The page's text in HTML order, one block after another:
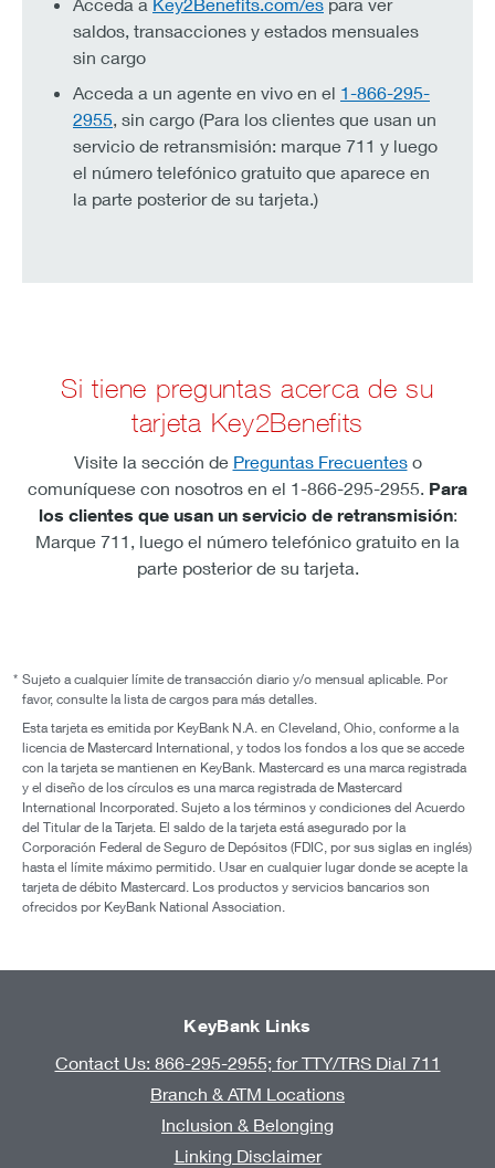
saldos, transacciones y estados mensuales
sin cargo
Acceda a un agente en vivo en el 1-866-295-
2955, sin cargo (Para los clientes que usan un
servicio de retransmisión: marque 711 y luego
el número telefónico gratuito que aparece en
la parte posterior de su tarjeta.)
Si tiene preguntas acerca de su
tarjeta Key2Benefits
Visite la sección de Preguntas Frecuenteso
comuníquese con nosotros en el 1-866-295-2955. Para
los clientes que usan un servicio de retransmisión:
Marque 711, luego el número telefónico gratuito en la
parte posterior de su tarjeta.
* Sujeto a cualquier límite de transacción diario y/o mensual aplicable. Por
favor, consulte la lista de cargos para más detalles.
Esta tarjeta es emitida por KeyBank N.A. en Cleveland, Ohio, conforme a la
licencia de Mastercard International, y todos los fondos a los que se accede
con la tarjeta se mantienen en KeyBank. Mastercard es una marca registrada
y el diseño de los círculos es una marca registrada de Mastercard
International Incorporated. Sujeto a los términos y condiciones del Acuerdo
del Titular de la Tarjeta. El saldo de la tarjeta está asegurado por la
Corporación Federal de Seguro de Depósitos (FDIC, por sus siglas en inglés)
hasta el límite máximo permitido. Usar en cualquier lugar donde se acepte la
tarjeta de débito Mastercard. Los productos y servicios bancarios son
ofrecidos por KeyBank National Association.
KeyBank Links
Contact Us: 866-295-2955; for TTY/TRS Dial 711
Branch & ATM Locations
Inclusion & Belonging
Linking Disclaimer